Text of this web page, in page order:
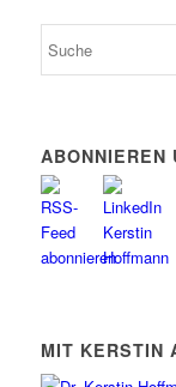
ABONNIEREN
MIT KERSTIN